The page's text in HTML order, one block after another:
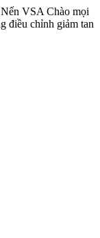
VSA Chào mọi
điều chỉnh giảm tan